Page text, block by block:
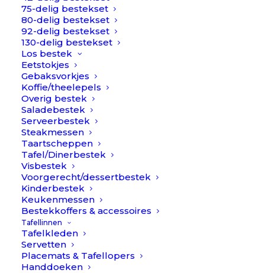
75-delig bestekset
80-delig bestekset
92-delig bestekset
130-delig bestekset
Los bestek
Eetstokjes
Gebaksvorkjes
Koffie/theelepels
Overig bestek
Saladebestek
Serveerbestek
Steakmessen
Taartscheppen
Tafel/Dinerbestek
Visbestek
Voorgerecht/dessertbestek
Kinderbestek
Keukenmessen
Bestekkoffers & accessoires
Tafellinnen
Tafelkleden
Servetten
Placemats & Tafellopers
Handdoeken
Alles bekijken
Besteksets
Bestek kan je zowel los als in een bestekset
kopen. Vaak is het handiger & soms voordeliger om
je bestekset in een keer te kopen. Daarnaast kan
het handig zijn om alsnog een aantal items los te
kopen als ze niet in een bestekset zitten, of je wilt
uitbreiden.
Lees meer >